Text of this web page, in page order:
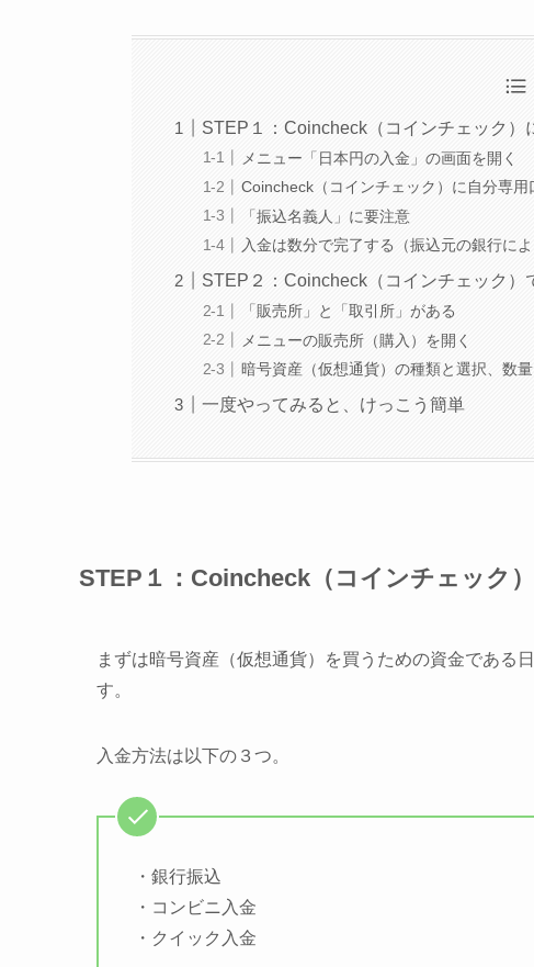
STEP１：Coincheck（コインチェック）
メニュー「日本円の入金」の画面を開く
Coincheck（コインチェック）に自分専用
「振込名義人」に要注意
入金は数分で完了する（振込元の銀行によ
STEP２：Coincheck（コインチェック）
「販売所」と「取引所」がある
メニューの販売所（購入）を開く
暗号資産（仮想通貨）の種類と選択、数
一度やってみると、けっこう簡単
STEP１：Coincheck（コインチェック
まずは暗号資産（仮想通貨）を買うための資金である
す。
入金方法は以下の３つ。
・銀行振込
・コンビニ入金
・クイック入金